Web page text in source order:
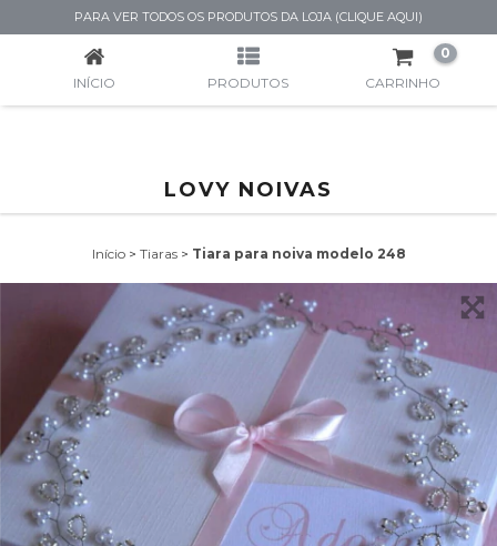
PARA VER TODOS OS PRODUTOS DA LOJA (CLIQUE AQUI)
TIARA PARA NOIVA MODELO 248
INÍCIO PRODUTOS CARRINHO
0
LOVY NOIVAS
Início > Tiaras > Tiara para noiva modelo 248